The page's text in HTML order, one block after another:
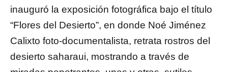
inauguró la exposición fotográfica bajo el título
“Flores del Desierto”, en donde Noé Jiménez
Calixto foto-documentalista, retrata rostros del
desierto saharaui, mostrando a través de